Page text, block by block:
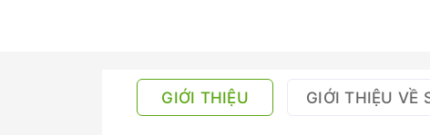
GIỚI THIỆU GIỚI THIỆU VỀ